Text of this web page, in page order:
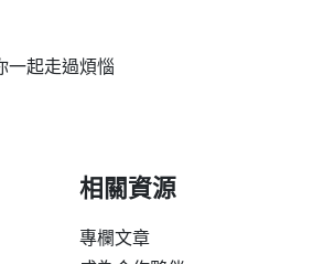
一起走過煩惱
相關資源
專欄文章